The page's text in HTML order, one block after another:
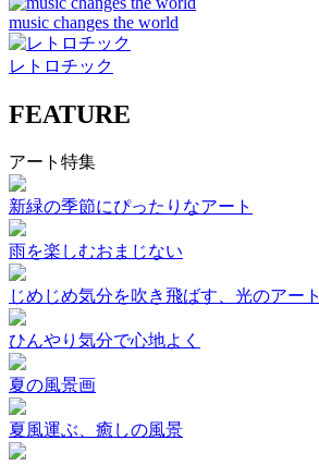
music changes the world
レトロチック
FEATURE
アート特集
新緑の季節にぴったりなアート
雨を楽しむおまじない
じめじめ気分を吹き飛ばす、光のアート
ひんやり気分で心地よく
夏の風景画
夏風運ぶ、癒しの風景